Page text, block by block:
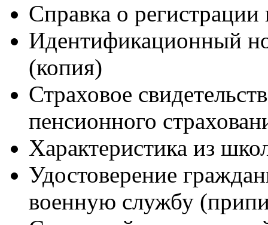
Справка о
Идентификационный
(копия)
Страховое
пенсионного
Характеристика из
Удостоверение
военную службу